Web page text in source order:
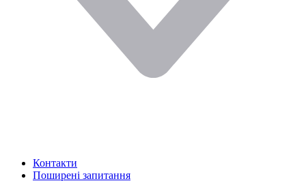
Контакти
Поширені запитання